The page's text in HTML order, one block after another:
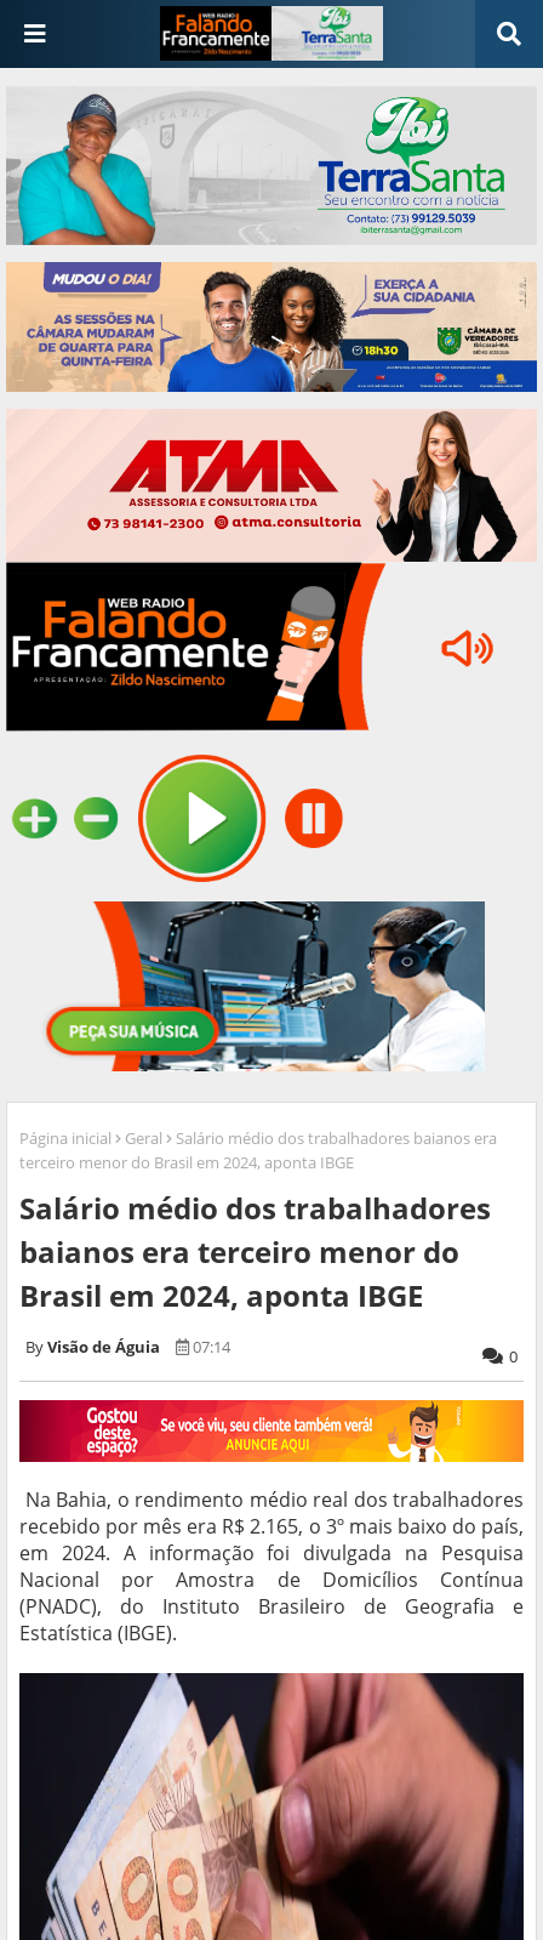
Página inicial Geral
Salário médio dos trabalhadores baianos era
terceiro menor do Brasil em 2024, aponta IBGE
Salário médio dos trabalhadores
baianos era terceiro menor do
Brasil em 2024, aponta IBGE
Visão de Águia 07:14 0
Na Bahia, o rendimento médio real dos trabalhadores
recebido por mês era R$ 2.165, o 3º mais baixo do país,
em 2024. A informação foi divulgada na Pesquisa
Nacional por Amostra de Domicílios Contínua
(PNADC), do Instituto Brasileiro de Geografia e
Estatística (IBGE).